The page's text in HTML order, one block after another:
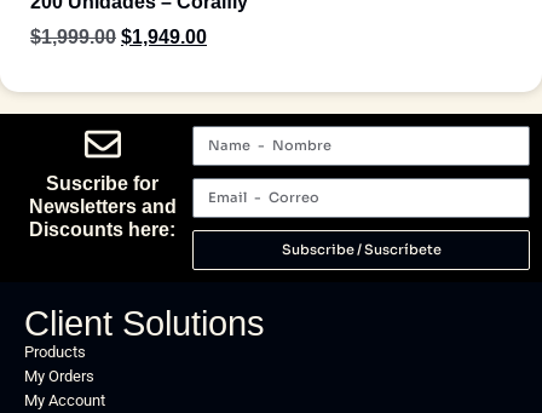
$1,999.00 $1,949.00
Suscribe for
Newsletters and
Discounts here:
Subscribe / Suscríbete
Client Solutions
Products
My Orders
My Account